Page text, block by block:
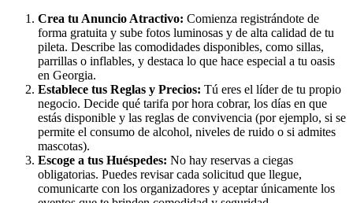
Crea tu Anuncio Atractivo: Comienza registrándote de
forma gratuita y sube fotos luminosas y de alta calidad de tu
pileta. Describe las comodidades disponibles, como sillas,
parrillas o inflables, y destaca lo que hace especial a tu oasis
en Georgia.
Establece tus Reglas y Precios: Tú eres el líder de tu propio
negocio. Decide qué tarifa por hora cobrar, los días en que
estás disponible y las reglas de convivencia (por ejemplo, si se
permite el consumo de alcohol, niveles de ruido o si admites
mascotas).
Escoge a tus Huéspedes: No hay reservas a ciegas
obligatorias. Puedes revisar cada solicitud que llegue,
comunicarte con los organizadores y aceptar únicamente los